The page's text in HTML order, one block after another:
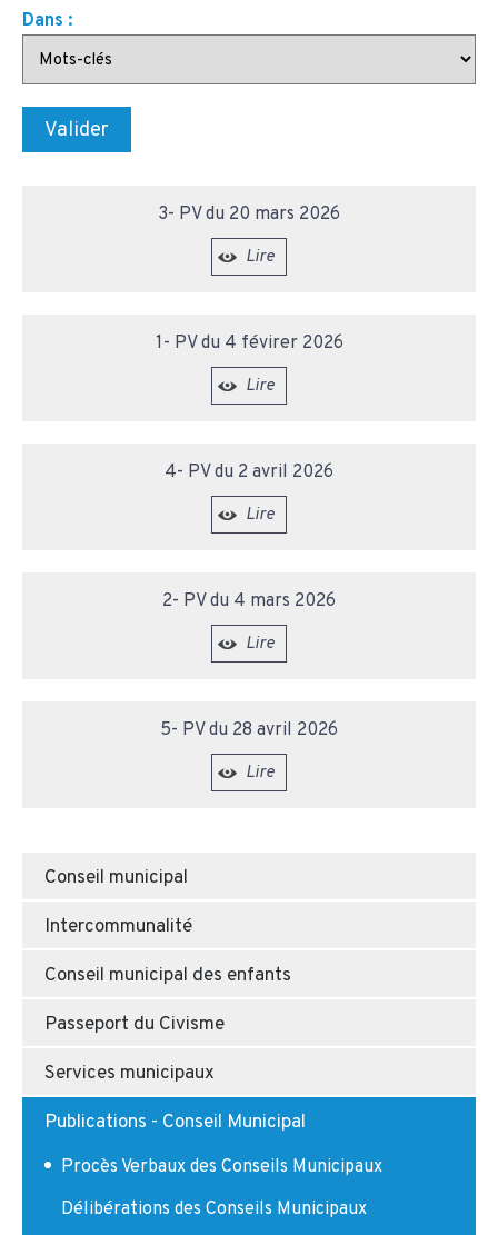
Dans :
3- PV du 20 mars 2026
Lire
1- PV du 4 févirer 2026
Lire
4- PV du 2 avril 2026
Lire
2- PV du 4 mars 2026
Lire
5- PV du 28 avril 2026
Lire
Conseil municipal
Intercommunalité
Conseil municipal des enfants
Passeport du Civisme
Services municipaux
Publications - Conseil Municipal
Procès Verbaux des Conseils Municipaux
Délibérations des Conseils Municipaux